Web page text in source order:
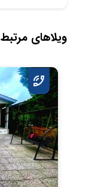
ویلاهای مرتبط